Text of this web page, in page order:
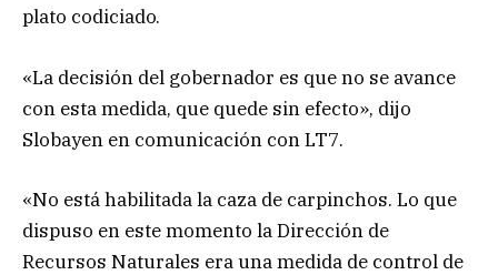
plato codiciado.
«La decisión del gobernador es que no se avance
con esta medida, que quede sin efecto», dijo
Slobayen en comunicación con LT7.
«No está habilitada la caza de carpinchos. Lo que
dispuso en este momento la Dirección de
Recursos Naturales era una medida de control de